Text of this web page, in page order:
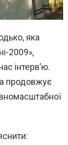
яка
2009»,
інтерв’ю.
продовжує